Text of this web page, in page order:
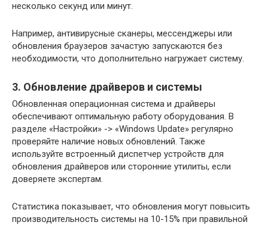
несколько секунд или минут.
Например, антивирусные сканеры, мессенджеры или
обновления браузеров зачастую запускаются без
необходимости, что дополнительно нагружает систему.
3. Обновление драйверов и системы
Обновленная операционная система и драйверы
обеспечивают оптимальную работу оборудования. В
разделе «Настройки» -> «Windows Update» регулярно
проверяйте наличие новых обновлений. Также
используйте встроенный диспетчер устройств для
обновления драйверов или сторонние утилиты, если
доверяете экспертам.
Статистика показывает, что обновления могут повысить
производительность системы на 10-15% при правильной